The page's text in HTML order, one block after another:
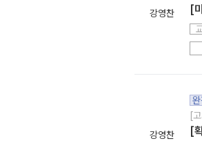
강영찬 [
강영찬
[
[